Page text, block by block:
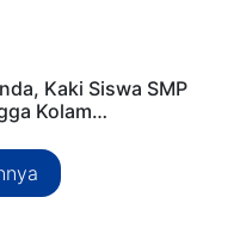
Kaki Siswa SMP
Kolam…